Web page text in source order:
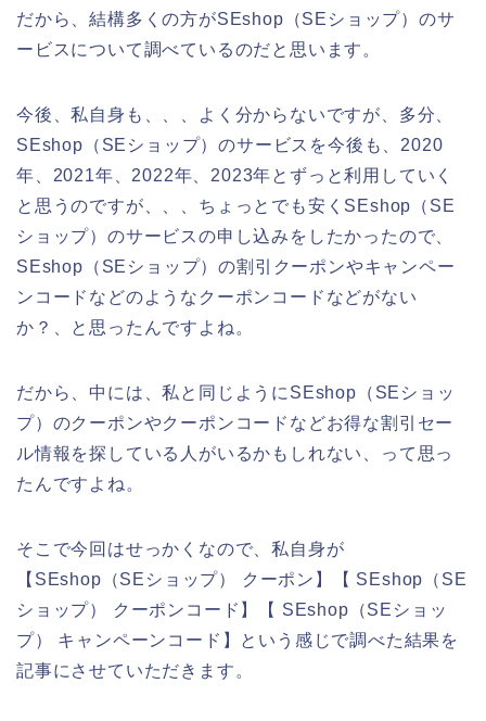
だから、結構多くの方がSEshop（SEショップ）のサ
ービスについて調べているのだと思います。
今後、私自身も、、、よく分からないですが、多分、
SEshop（SEショップ）のサービスを今後も、2020
年、2021年、2022年、2023年とずっと利用していく
と思うのですが、、、ちょっとでも安くSEshop（SE
ショップ）のサービスの申し込みをしたかったので、
SEshop（SEショップ）の割引クーポンやキャンペー
ンコードなどのようなクーポンコードなどがない
か？、と思ったんですよね。
だから、中には、私と同じようにSEshop（SEショッ
プ）のクーポンやクーポンコードなどお得な割引セー
ル情報を探している人がいるかもしれない、って思っ
たんですよね。
そこで今回はせっかくなので、私自身が
【SEshop（SEショップ） クーポン】【 SEshop（SE
ショップ） クーポンコード】【 SEshop（SEショッ
プ） キャンペーンコード】という感じで調べた結果を
記事にさせていただきます。